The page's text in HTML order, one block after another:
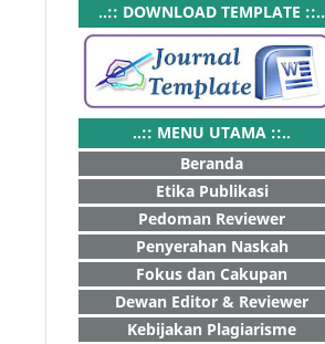
..:: DOWNLOAD TEMPLATE ::..
..:: MENU UTAMA ::..
Beranda
Etika Publikasi
Pedoman Reviewer
Penyerahan Naskah
Fokus dan Cakupan
Dewan Editor & Reviewer
Kebijakan Plagiarisme